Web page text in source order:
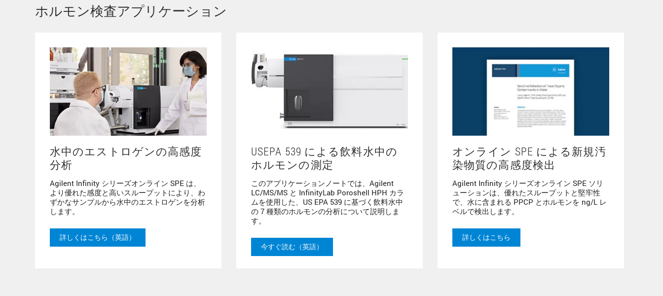
ホルモン検査アプリケーション
水中のエストロゲンの高感度
分析
Agilent Infinity シリーズオンライン SPE は、
より優れた感度と高いスループットにより、わ
ずかなサンプルから水中のエストロゲンを分析
します。
詳しくはこちら（英語）
USEPA 539 による飲料水中の
ホルモンの測定
このアプリケーションノートでは、Agilent
LC/MS/MS と InfinityLab Poroshell HPH カラ
ムを使用した、US EPA 539 に基づく飲料水中
の 7 種類のホルモンの分析について説明しま
す。
今すぐ読む（英語）
オンライン SPE による新規汚
染物質の高感度検出
Agilent Infinity シリーズオンライン SPE ソリ
ューションは、優れたスループットと堅牢性
で、水に含まれる PPCP とホルモンを ng/L レ
ベルで検出します。
詳しくはこちら